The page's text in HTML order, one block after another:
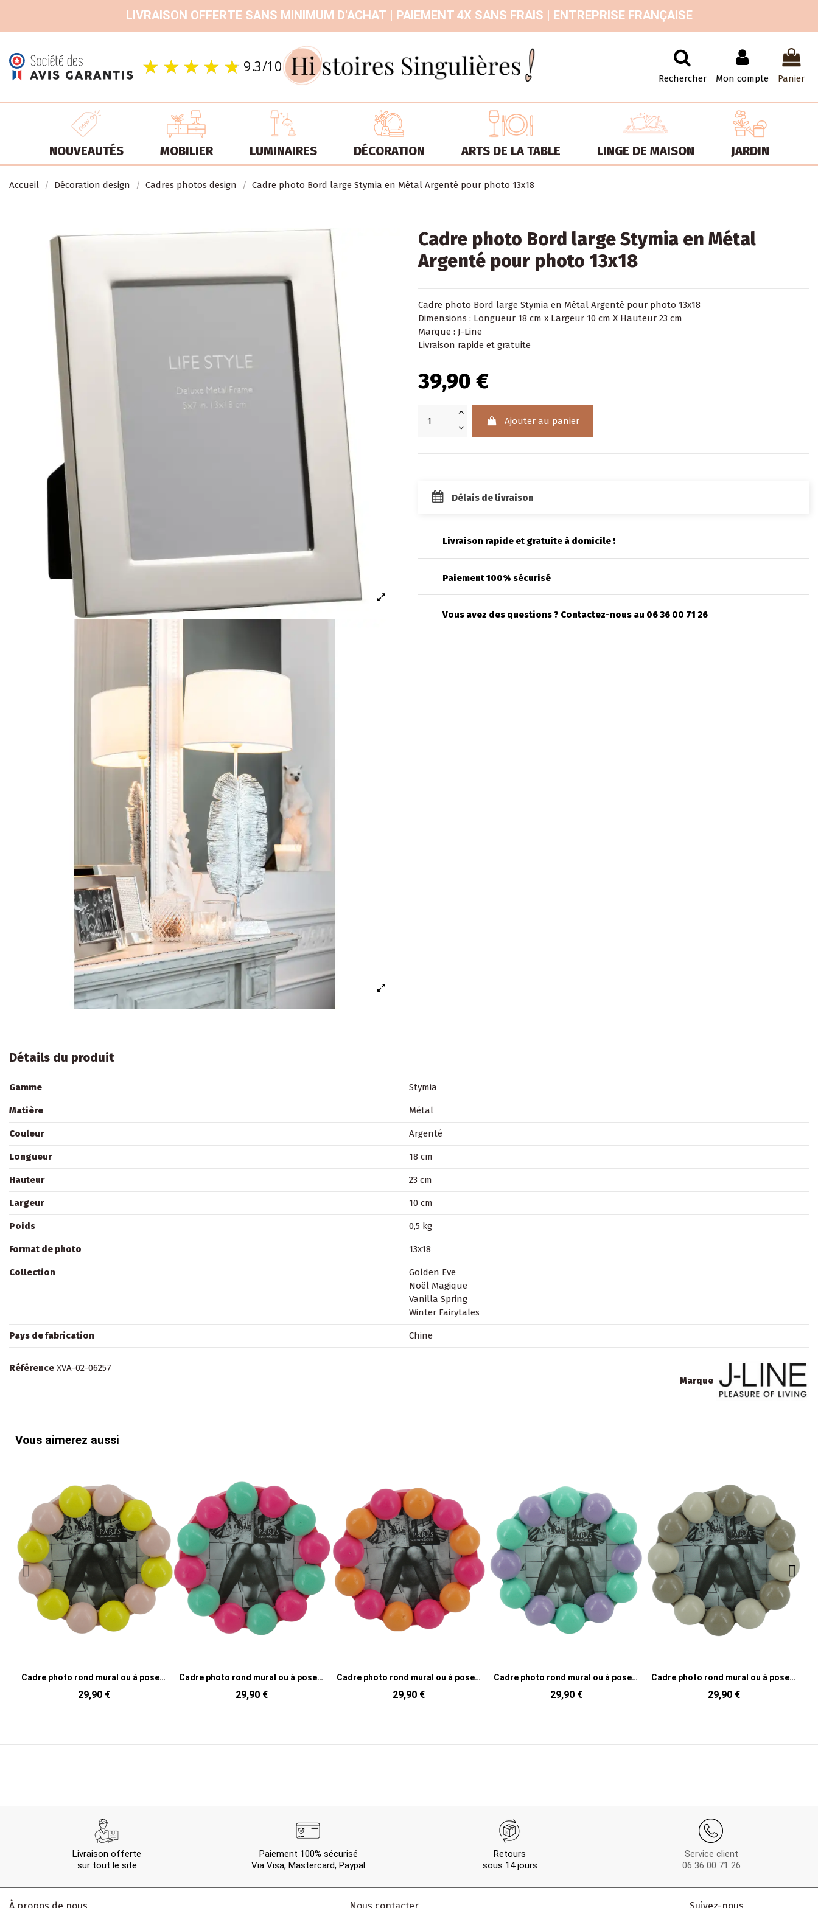
LIVRAISON OFFERTE SANS MINIMUM D'ACHAT | PAIEMENT 4X SANS FRAIS | ENTREPRISE FRANÇAISE
9.3/10 Rechercher Mon compte Panier
NOUVEAUTÉS MOBILIER LUMINAIRES DÉCORATION ARTS DE LA TABLE LINGE DE MAISON JARDIN
Accueil Décoration design Cadres photos design Cadre photo Bord large Stymia en Métal Argenté pour photo 13x18
Cadre photo Bord large Stymia en Métal
Argenté pour photo 13x18
Cadre photo Bord large Stymia en Métal Argenté pour photo 13x18
Dimensions : Longueur 18 cm x Largeur 10 cm X Hauteur 23 cm
Marque : J-Line
Livraison rapide et gratuite
39,90 €
Ajouter au panier
Délais de livraison
Livraison rapide et gratuite à domicile !
Paiement 100% sécurisé
Vous avez des questions ? Contactez-nous au 06 36 00 71 26
Détails du produit
Gamme Stymia
Matière Métal
Couleur Argenté
Longueur 18 cm
Hauteur 23 cm
Largeur 10 cm
Poids 0,5 kg
Format de photo 13x18
Collection
Golden Eve
Noël Magique
Vanilla Spring
Winter Fairytales
Pays de fabrication Chine
Marque
Référence XVA-02-06257
Vous aimerez aussi
Cadre photo rond mural ou à poser en MDF rose fluo et menthe 14,5x14,5 cm Bubbles
29,90 €
Cadre photo rond mural ou à poser en MDF rose fluo et orange 14,5x14,5 cm Bubbles
29,90 €
Cadre photo rond mural ou à poser en MDF lilas et menthe 14,5x14,5 cm Bubbles
29,90 €
Cadre photo rond mural ou à poser en MDF sable et taupe 14,5x14,5 cm Bubbles
29,90 €
Cadre photo rond mural ou à poser en MDF rose clair et rose fluo 14,5x14,5 cm Bubbles
29,90 €
Livraison offerte
sur tout le site
Paiement 100% sécurisé
Via Visa, Mastercard, Paypal
Retours
sous 14 jours
Service client
06 36 00 71 26